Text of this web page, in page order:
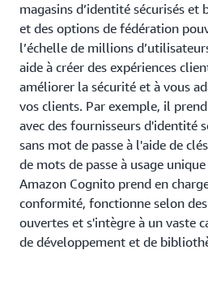
magasins d’identité sécurisés et
et des options de fédération
l’échelle de millions
aide à créer des expériences
améliorer la sécurité et à vous
vos clients. Par exemple, il
avec des fournisseurs d'identité
sans mot de passe à l'aide de
de mots de passe à usage
Amazon Cognito prend en
conformité, fonctionne selon
ouvertes et s'intègre à un vaste
de développement et de